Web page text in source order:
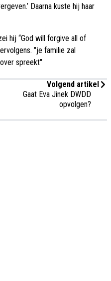
Daarna kuste hij haar
hij “God will forgive all of
"je familie zal
spreekt"
Volgend artikel
Gaat Eva Jinek DWDD
opvolgen?